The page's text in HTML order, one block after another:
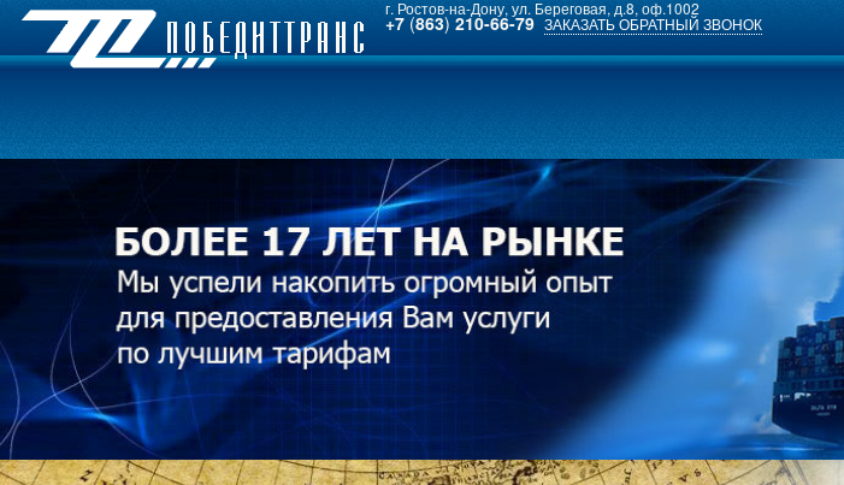
г. Ростов-на-Дону, ул. Береговая, д.8, оф.1002
+7 (863) 210-66-79 ЗАКАЗАТЬ ОБРАТНЫЙ ЗВОНОК